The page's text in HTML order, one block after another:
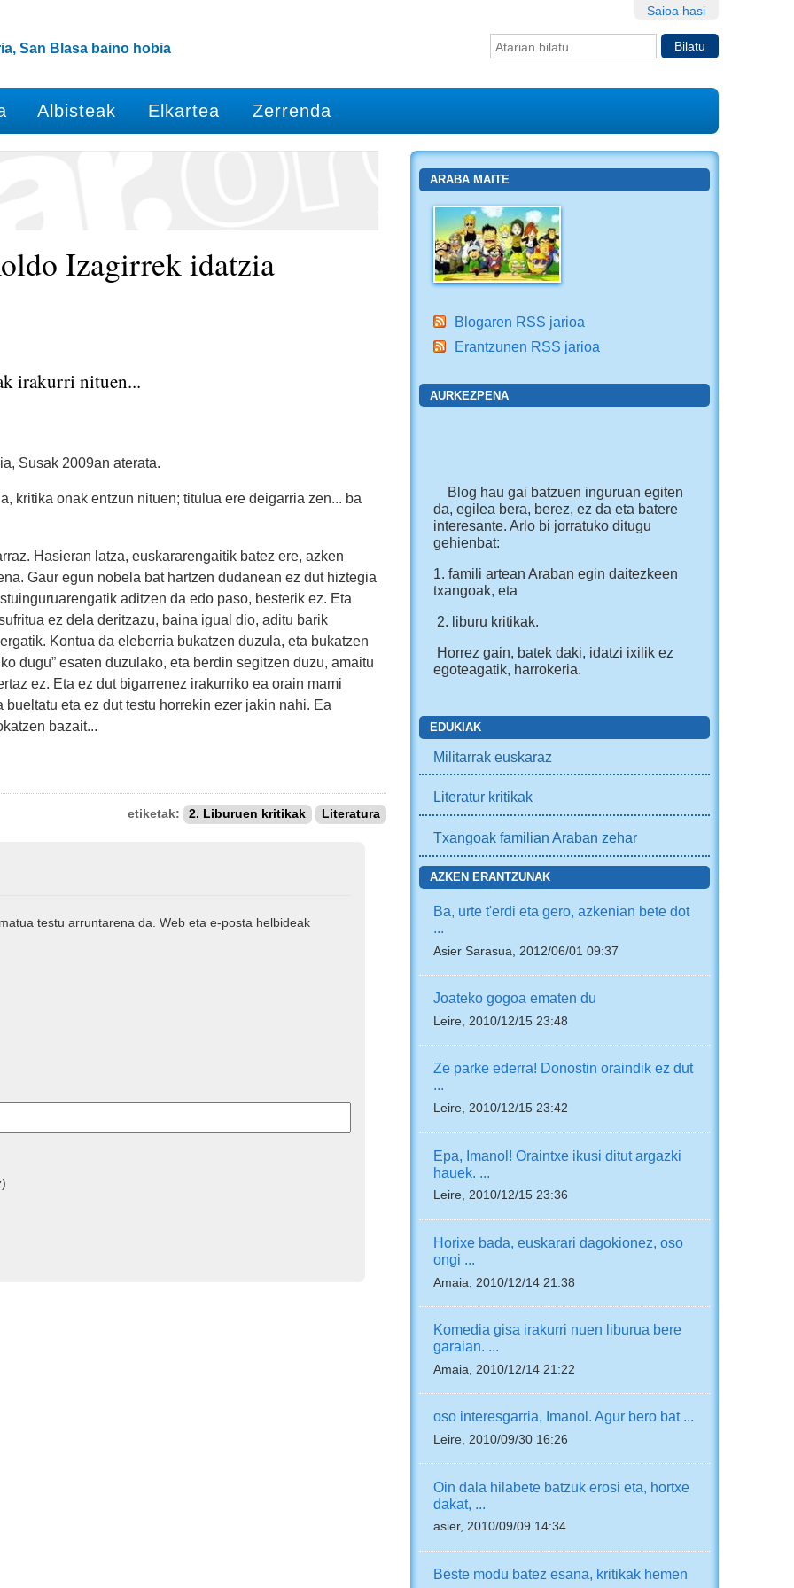
Saioa hasi
Bilatu atarian
San Blasa baino hobia
Albisteak Elkartea Zerrenda
Izagirrek idatzia
irakurri nituen...
Susak 2009an aterata.
onak entzun nituen; titulua ere deigarria zen... ba
Hasieran latza, euskararengaitik batez ere, azken
Gaur egun nobela bat hartzen dudanean ez dut hiztegia
aditzen da edo paso, besterik ez. Eta
ez dela deritzazu, baina igual dio, aditu barik
Kontua da eleberria bukatzen duzula, eta bukatzen
dugu” esaten duzulako, eta berdin segitzen duzu, amaitu
ez. Eta ez dut bigarrenez irakurriko ea orain mami
eta ez dut testu horrekin ezer jakin nahi. Ea
bazait...
etiketak: 2. Liburuen kritikak Literatura
testu arruntarena da. Web eta e-posta helbideak
ARABA MAITE
Blogaren RSS jarioa
Erantzunen RSS jarioa
AURKEZPENA
Blog hau gai batzuen inguruan egiten
da, egilea bera, berez, ez da eta batere
interesante. Arlo bi jorratuko ditugu
gehienbat:
1. famili artean Araban egin daitezkeen
txangoak, eta
2. liburu kritikak.
Horrez gain, batek daki, idatzi ixilik ez
egoteagatik, harrokeria.
EDUKIAK
Militarrak euskaraz
Literatur kritikak
Txangoak familian Araban zehar
AZKEN ERANTZUNAK
Ba, urte t'erdi eta gero, azkenian bete dot
...
Asier Sarasua, 2012/06/01 09:37
Joateko gogoa ematen du
Leire, 2010/12/15 23:48
Ze parke ederra! Donostin oraindik ez dut
...
Leire, 2010/12/15 23:42
Epa, Imanol! Oraintxe ikusi ditut argazki
hauek. ...
Leire, 2010/12/15 23:36
Horixe bada, euskarari dagokionez, oso
ongi ...
Amaia, 2010/12/14 21:38
Komedia gisa irakurri nuen liburua bere
garaian. ...
Amaia, 2010/12/14 21:22
oso interesgarria, Imanol. Agur bero bat ...
Leire, 2010/09/30 16:26
Oin dala hilabete batzuk erosi eta, hortxe
dakat, ...
asier, 2010/09/09 14:34
Beste modu batez esana, kritikak hemen